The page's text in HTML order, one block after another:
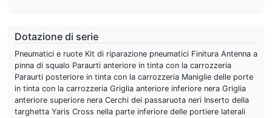
Dotazione di serie
Pneumatici e ruote Kit di riparazione pneumatici Finitura Antenna a
pinna di squalo Paraurti anteriore in tinta con la carrozzeria
Paraurti posteriore in tinta con la carrozzeria Maniglie delle porte
in tinta con la carrozzeria Griglia anteriore inferiore nera Griglia
anteriore superiore nera Cerchi dei passaruota neri Inserto della
targhetta Yaris Cross nella parte inferiore delle portiere laterali